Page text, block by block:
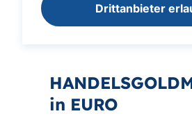
Drittanbieter
in EURO